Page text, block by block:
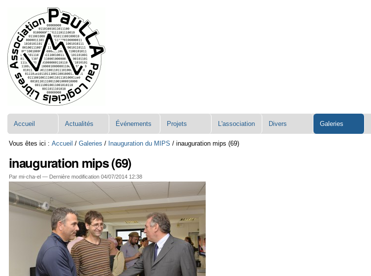
contenu.
Aller
à
la
navigation
Accueil Actualités Événements Projets L'association Divers Galeries
Vous êtes ici : Accueil /Galeries / Inauguration du MIPS /inauguration mips (69)
inauguration mips (69)
Par mi-cha-el — Dernière modification 04/07/2014 12:38